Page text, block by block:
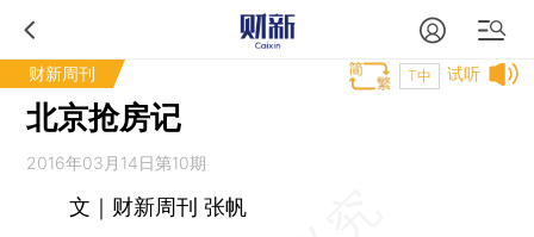
财新周刊 试听
T中
北京抢房记
2016年03月14日第10期
文｜财新周刊 张帆